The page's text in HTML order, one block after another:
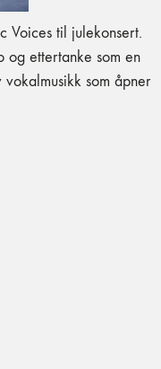
Voices til julekonsert.
og ettertanke som en
som åpner